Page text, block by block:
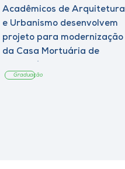
Acadêmicos de Arquitetura
e Urbanismo desenvolvem
projeto para modernização
da Casa Mortuária de
Graduação